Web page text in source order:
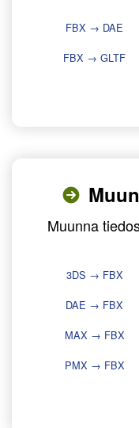
FBX → DAE
FBX → GLTF
Muunna
3DS → FBX
DAE → FBX
MAX → FBX
PMX → FBX